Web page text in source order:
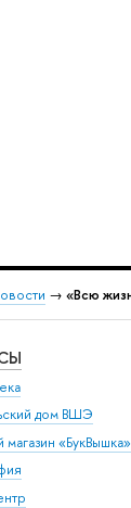
→ «Всю
дом ВШЭ
«БукВышка»